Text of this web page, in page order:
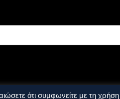
ότι συμφωνείτε με τη χρήση